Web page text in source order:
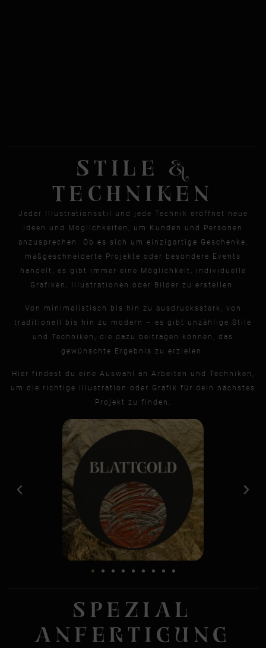
STILE &
TECHNIKEN
Jeder Illustrationsstil und jede Technik eröffnet neue
Ideen und Möglichkeiten, um Kunden und Personen
anzusprechen. Ob es sich um einzigartige Geschenke,
maßgeschneiderte Projekte oder besondere Events
handelt, es gibt immer eine Möglichkeit, individuelle
Grafiken, Illustrationen oder Bilder zu erstellen.
Von minimalistisch bis hin zu ausdrucksstark, von
traditionell bis hin zu modern – es gibt unzählige Stile
und Techniken, die dazu beitragen können, das
gewünschte Ergebnis zu erzielen.
Hier findest du eine Auswahl an Arbeiten und Techniken,
um die richtige Illustration oder Grafik für dein nächstes
Projekt zu finden.
SPEZIAL
ANFERTIGUNG